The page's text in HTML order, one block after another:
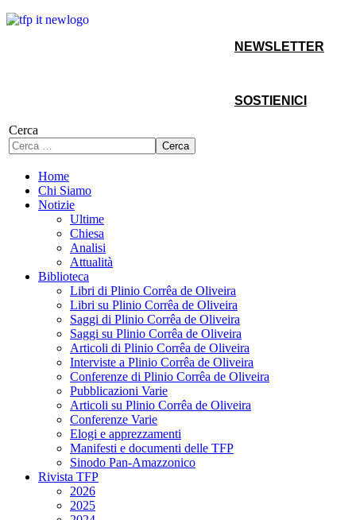
NEWSLETTER
SOSTIENICI
Cerca
Cerca
Home
Chi Siamo
Notizie
Ultime
Chiesa
Analisi
Attualità
Biblioteca
Libri di Plinio Corrêa de Oliveira
Libri su Plinio Corrêa de Oliveira
Saggi di Plinio Corrêa de Oliveira
Saggi su Plinio Corrêa de Oliveira
Articoli di Plinio Corrêa de Oliveira
Interviste a Plinio Corrêa de Oliveira
Conferenze di Plinio Corrêa de Oliveira
Pubblicazioni Varie
Articoli su Plinio Corrêa de Oliveira
Conferenze Varie
Elogi e apprezzamenti
Manifesti e documenti delle TFP
Sinodo Pan-Amazzonico
Rivista TFP
2026
2025